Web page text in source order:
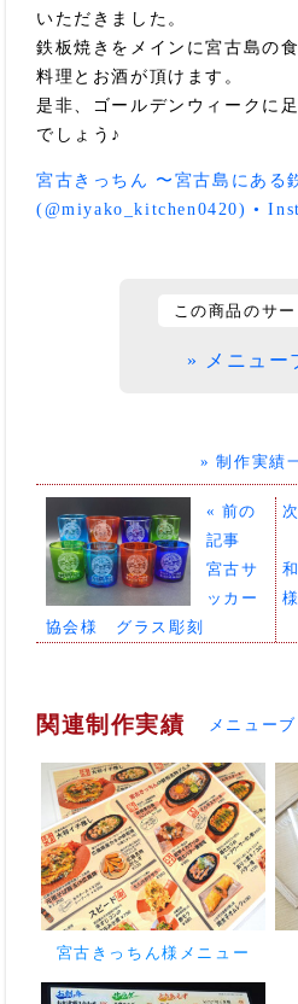
いただきました。
鉄板焼きをメインに宮古島の
料理とお酒が頂けます。
是非、ゴールデンウィークに
でしょう♪
宮古きっちん 〜宮古島にある
(@miyako_kitchen0420) •
この商品のサ
» メニュー
» 制作実績
« 前の
記事
宮古サ
ッカー
協会様 グラス彫刻
関連制作実績 メニューブ
宮古きっちん様メニュー